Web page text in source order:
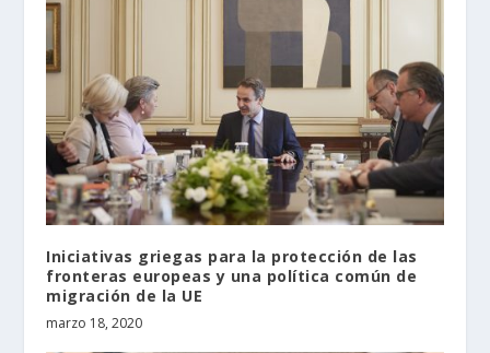
Iniciativas griegas para la protección de las
fronteras europeas y una política común de
migración de la UE
marzo 18, 2020